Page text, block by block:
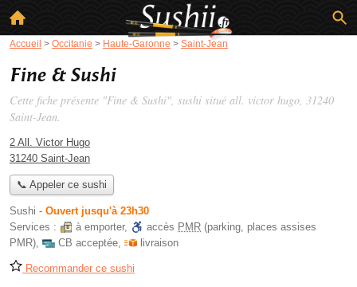
Accueil > Occitanie > Haute-Garonne > Saint-Jean
Fine & Sushi
Cette fiche présente "Fine & Sushi", sushi situé all. victor hugo, 31240
Saint-Jean.
2 All. Victor Hugo
31240 Saint-Jean
📞 Appeler ce sushi
Sushi - Ouvert jusqu'à 23h30
Services :
à emporter, accès PMR (parking, places assises
PMR), CB acceptée, livraison
Recommander ce sushi